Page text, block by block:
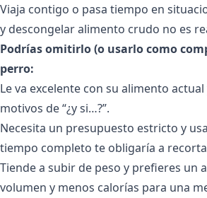
Viaja contigo o pasa tiempo en
y descongelar alimento crudo no es
Podrías omitirlo (o usarlo como
perro:
Le va excelente con su alimento
motivos de “¿y si…?”.
Necesita un presupuesto estricto y
tiempo completo te obligaría a
Tiende a subir de peso y prefieres un
volumen y menos calorías para una